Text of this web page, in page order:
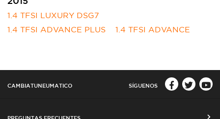
1.4 TFSI LUXURY DSG7
1.4 TFSI ADVANCE PLUS
1.4 TFSI ADVANCE
CAMBIATUNEUMATICO SÍGUENOS
PREGUNTAS FRECUENTES